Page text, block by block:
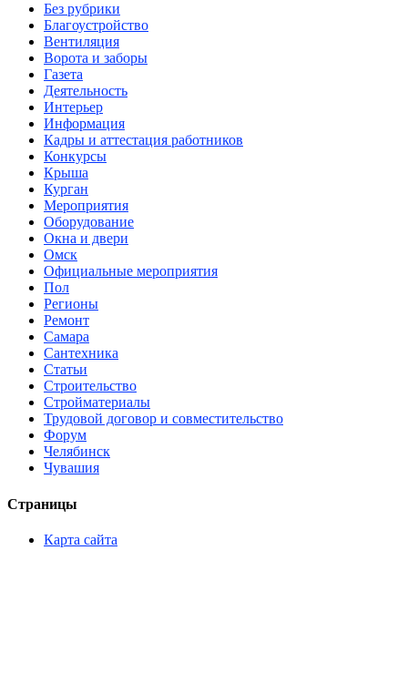
Без рубрики
Благоустройство
Вентиляция
Ворота и заборы
Газета
Деятельность
Интерьер
Информация
Кадры и аттестация работников
Конкурсы
Крыша
Курган
Мероприятия
Оборудование
Окна и двери
Омск
Официальные мероприятия
Пол
Регионы
Ремонт
Самара
Сантехника
Статьи
Строительство
Стройматериалы
Трудовой договор и совместительство
Форум
Челябинск
Чувашия
Страницы
Карта сайта